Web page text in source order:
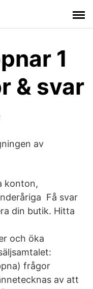
1
& svar
av
konton,
Få svar
din butik. Hitta
och öka
frågor
av att